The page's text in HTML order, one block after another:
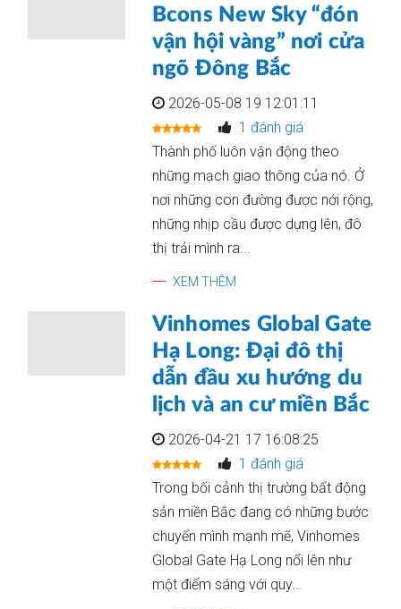
Bcons New Sky “đón
vận hội vàng” nơi cửa
ngõ Đông Bắc
2026-05-08 19 12:01:11
1 đánh giá
Thành phố luôn vận động theo
những mạch giao thông của nó. Ở
nơi những con đường được nới rộng,
những nhịp cầu được dựng lên, đô
thị trải mình ra...
XEM THÊM
Vinhomes Global Gate
Hạ Long: Đại đô thị
dẫn đầu xu hướng du
lịch và an cư miền Bắc
2026-04-21 17 16:08:25
1 đánh giá
Trong bối cảnh thị trường bất động
sản miền Bắc đang có những bước
chuyển mình mạnh mẽ, Vinhomes
Global Gate Hạ Long nổi lên như
một điểm sáng với quy...